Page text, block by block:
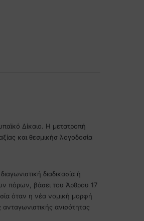
Δίκαιο. Η μετατροπή
και θεσμικήσ λογοδοσία
διαδικασία ή
πόρων, βάσει του Άρθρου 17
όταν η νέα νομική μορφή
ανισότητας